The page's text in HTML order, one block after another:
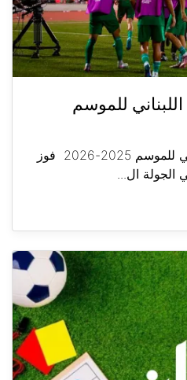
للموسم
الأنصار بطلًا للدوري اللبناني للموسم 2025-2026 فوز